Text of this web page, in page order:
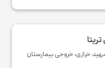
شهید خرازی، خروجی بیمارستان